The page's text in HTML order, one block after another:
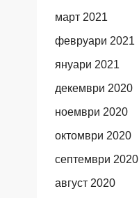
март 2021
февруари 2021
януари 2021
декември 2020
ноември 2020
октомври 2020
септември 2020
август 2020